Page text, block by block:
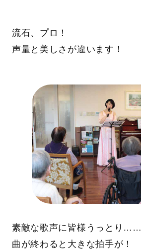
流石、プロ！
声量と美しさが違います！
素敵な歌声に皆様うっとり……
曲が終わると大きな拍手が！